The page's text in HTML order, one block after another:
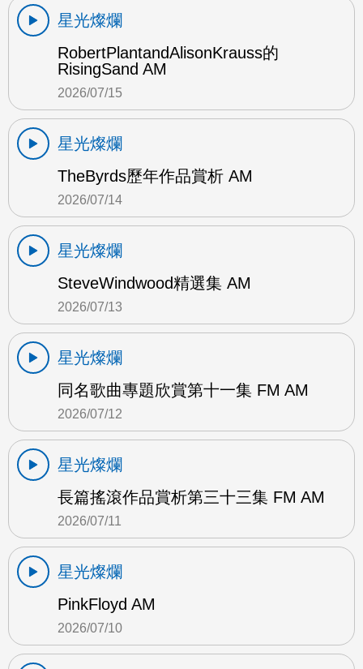
星光燦爛
RobertPlantandAlisonKrauss的
RisingSand AM
2026/07/15
星光燦爛
TheByrds歷年作品賞析 AM
2026/07/14
星光燦爛
SteveWindwood精選集 AM
2026/07/13
星光燦爛
同名歌曲專題欣賞第十一集 FM AM
2026/07/12
星光燦爛
長篇搖滾作品賞析第三十三集 FM AM
2026/07/11
星光燦爛
PinkFloyd AM
2026/07/10